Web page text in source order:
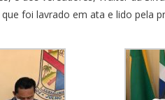
foi lavrado em ata e lido pela